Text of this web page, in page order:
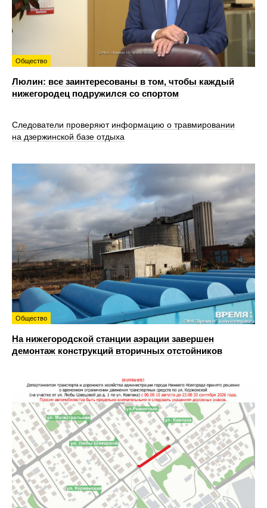
Общество
Люлин: все заинтересованы в том, чтобы каждый
нижегородец подружился со спортом
Следователи проверяют информацию о травмировании
на дзержинской базе отдыха
Общество
На нижегородской станции аэрации завершен
демонтаж конструкций вторичных отстойников